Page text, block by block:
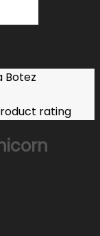
Botez
rating